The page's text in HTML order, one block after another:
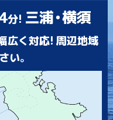
分! 三浦・横須
広く対応! 周辺地域
い。